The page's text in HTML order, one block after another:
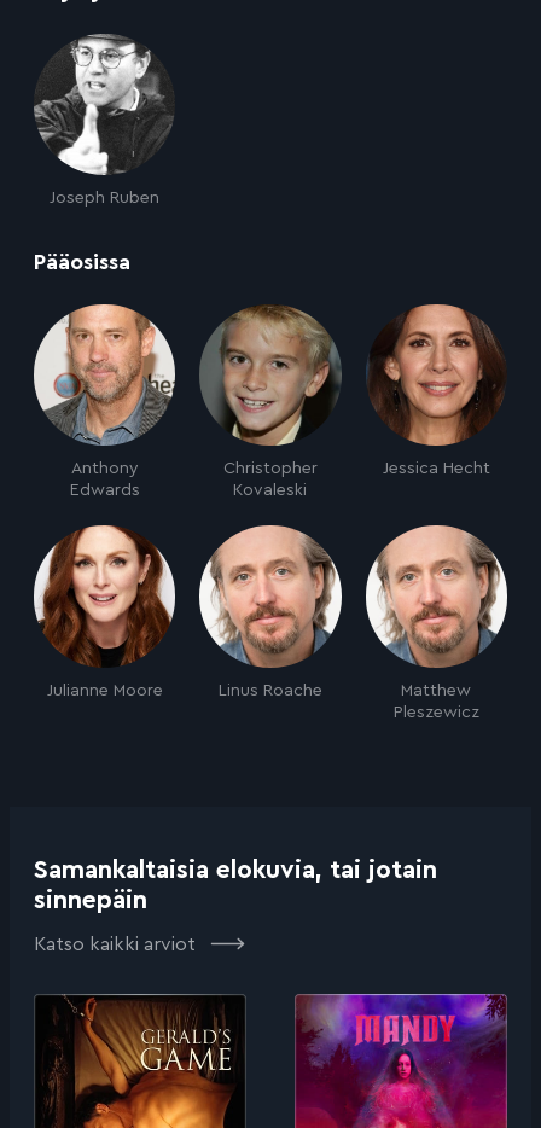
Joseph Ruben
Pääosissa
Anthony
Edwards
Christopher
Kovaleski
Jessica Hecht
Julianne Moore Linus Roache
Matthew
Pleszewicz
Samankaltaisia elokuvia, tai jotain
sinnepäin
Katso kaikki arviot